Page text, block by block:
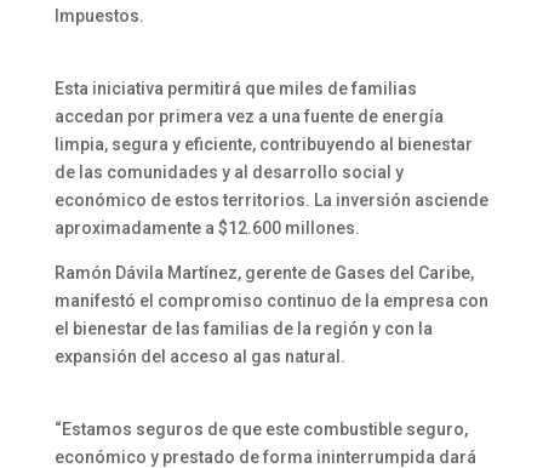
Impuestos.
Esta iniciativa permitirá que miles de familias
accedan por primera vez a una fuente de energía
limpia, segura y eficiente, contribuyendo al bienestar
de las comunidades y al desarrollo social y
económico de estos territorios. La inversión asciende
aproximadamente a $12.600 millones.
Ramón Dávila Martínez, gerente de Gases del Caribe,
manifestó el compromiso continuo de la empresa con
el bienestar de las familias de la región y con la
expansión del acceso al gas natural.
“Estamos seguros de que este combustible seguro,
económico y prestado de forma ininterrumpida dará